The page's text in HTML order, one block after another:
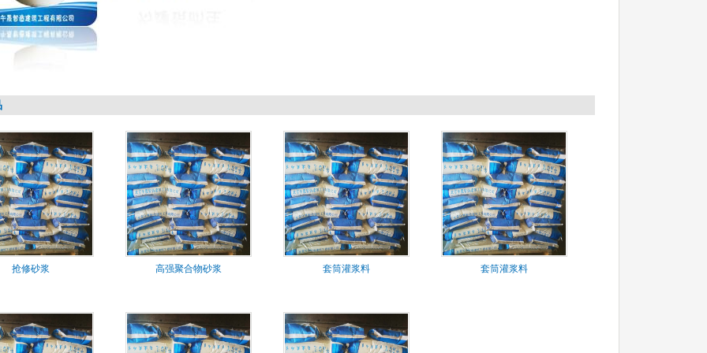
抢修砂浆 高强聚合物砂浆 套筒灌浆料 套筒灌浆料